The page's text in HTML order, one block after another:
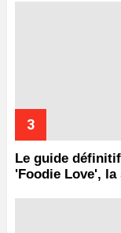
Le guide
'Foodie Love',